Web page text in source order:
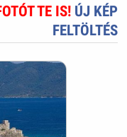
TE IS! ÚJ KÉP
FELTÖLTÉS